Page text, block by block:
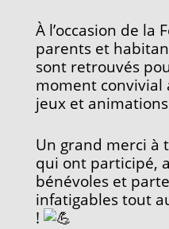
À l’occasion de la
parents et
sont retrouvés
moment
jeux et
Un grand merci à
qui ont participé,
bénévoles et
infatigables tout
!